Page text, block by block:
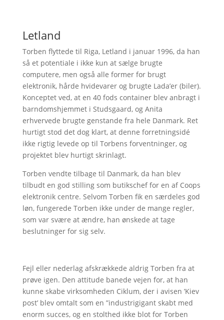
Letland
Torben flyttede til Riga, Letland i januar 1996, da han
så et potentiale i ikke kun at sælge brugte
computere, men også alle former for brugt
elektronik, hårde hvidevarer og brugte Lada’er (biler).
Konceptet ved, at en 40 fods container blev anbragt i
barndomshjemmet i Studsgaard, og Anita
erhvervede brugte genstande fra hele Danmark. Ret
hurtigt stod det dog klart, at denne forretningsidé
ikke rigtig levede op til Torbens forventninger, og
projektet blev hurtigt skrinlagt.
Torben vendte tilbage til Danmark, da han blev
tilbudt en god stilling som butikschef for en af Coops
elektronik centre. Selvom Torben fik en særdeles god
løn, fungerede Torben ikke under de mange regler,
som var svære at ændre, han ønskede at tage
beslutninger for sig selv.
Fejl eller nederlag afskrækkede aldrig Torben fra at
prøve igen. Den attitude banede vejen for, at han
kunne skabe virksomheden Ciklum, der i avisen ’Kiev
post’ blev omtalt som en ”industrigigant skabt med
enorm succes, og en stolthed ikke blot for Torben